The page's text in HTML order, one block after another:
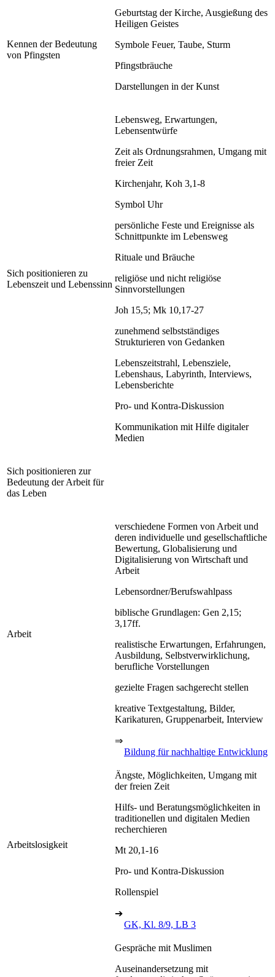
Kennen der Bedeutung
von Pfingsten
Geburtstag der Kirche, Ausgießung des
Heiligen Geistes
Symbole Feuer, Taube, Sturm
Pfingstbräuche
Darstellungen in der Kunst
Sich positionieren zu
Lebenszeit und Lebenssinn
Lebensweg, Erwartungen,
Lebensentwürfe
Zeit als Ordnungsrahmen, Umgang mit
freier Zeit
Kirchenjahr, Koh 3,1-8
Symbol Uhr
persönliche Feste und Ereignisse als
Schnittpunkte im Lebensweg
Rituale und Bräuche
religiöse und nicht religiöse
Sinnvorstellungen
Joh 15,5; Mk 10,17-27
zunehmend selbstständiges
Strukturieren von Gedanken
Lebenszeitstrahl, Lebensziele,
Lebenshaus, Labyrinth, Interviews,
Lebensberichte
Pro- und Kontra-Diskussion
Kommunikation mit Hilfe digitaler
Medien
Sich positionieren zur
Bedeutung der Arbeit für
das Leben
Arbeit
verschiedene Formen von Arbeit und
deren individuelle und gesellschaftliche
Bewertung, Globalisierung und
Digitalisierung von Wirtschaft und
Arbeit
Lebensordner/Berufswahlpass
biblische Grundlagen: Gen 2,15;
3,17ff.
realistische Erwartungen, Erfahrungen,
Ausbildung, Selbstverwirklichung,
berufliche Vorstellungen
gezielte Fragen sachgerecht stellen
kreative Textgestaltung, Bilder,
Karikaturen, Gruppenarbeit, Interview
⇒
Bildung für nachhaltige Entwicklung
Arbeitslosigkeit
Ängste, Möglichkeiten, Umgang mit
der freien Zeit
Hilfs- und Beratungsmöglichkeiten in
traditionellen und digitalen Medien
recherchieren
Mt 20,1-16
Pro- und Kontra-Diskussion
Rollenspiel
➔
GK, Kl. 8/9, LB 3
Gespräche mit Muslimen
Auseinandersetzung mit